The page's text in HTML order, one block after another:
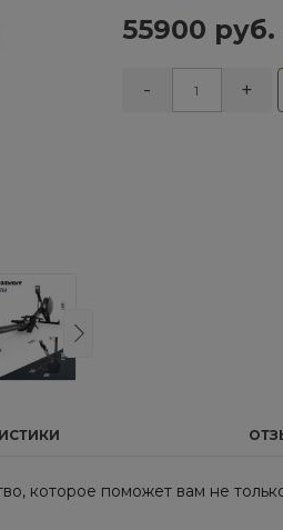
55900 руб.
- +
которое поможет вам не